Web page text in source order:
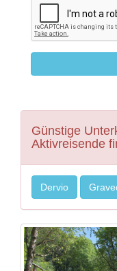
Günstige
Aktivreisende
Dervio